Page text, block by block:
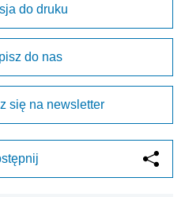
do druku
do nas
się na newsletter